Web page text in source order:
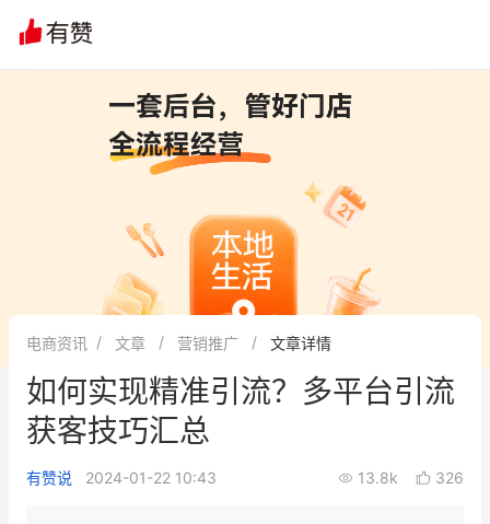
文章 问诊
电商资讯 文章 营销推广 文章详情
如何实现精准引流？多平台引流
获客技巧汇总
有赞说 2024-01-22 10:43 13.8k 326